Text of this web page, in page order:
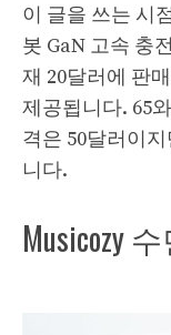
이 글을 쓰는 시
봇 GaN 고속 충
재 20달러에 판
제공됩니다. 65
격은 50달러이
니다.
Musicozy